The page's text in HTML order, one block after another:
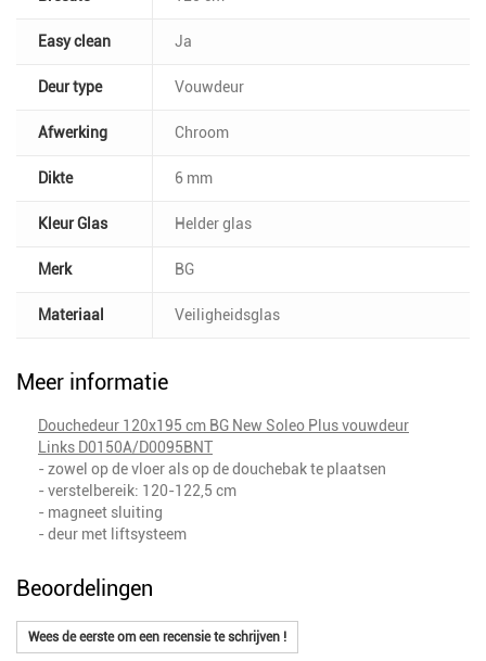
Easy clean Ja
Deur type Vouwdeur
Afwerking Chroom
Dikte 6 mm
Kleur Glas Helder glas
Merk BG
Materiaal Veiligheidsglas
Meer informatie
Douchedeur 120x195 cm BG New Soleo Plus vouwdeur
Links D0150A/D0095BNT
- zowel op de vloer als op de douchebak te plaatsen
- verstelbereik: 120-122,5 cm
- magneet sluiting
- deur met liftsysteem
Beoordelingen
Wees de eerste om een recensie te schrijven !